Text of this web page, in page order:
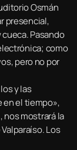
Osmán
presencial,
Pasando
como
pero no por
y las
en el tiempo»,
mostrará la
Los